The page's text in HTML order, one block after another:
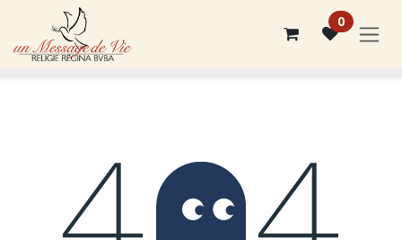
Overslaan naar inhoud
0